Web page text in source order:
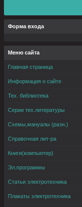
Форма входа
Меню сайта
Главная страница
Информация о сайте
Тех. библиотека
Серии тех.литературы
Схемы,мануалы (разн.)
Справочная лит-ра
Книги(компьютер)
Эл.программы
Статьи электротехника
Плакаты электротехника